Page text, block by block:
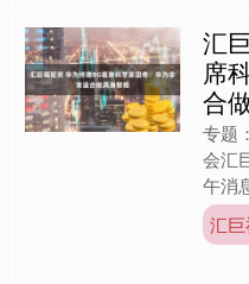
汇
席
合
专题
会汇
午消
峰会
终端
汇